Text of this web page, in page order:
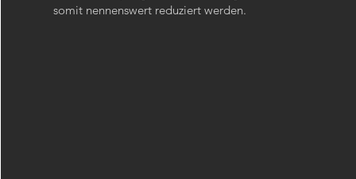
somit nennenswert reduziert werden.